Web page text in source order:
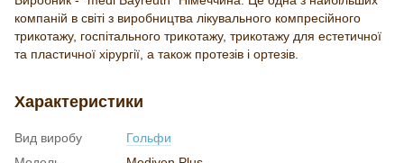
компаній в світі з виробництва лікувального компресійного
трикотажу, госпітального трикотажу, трикотажу для естетичної
та пластичної хірургії, а також протезів і ортезів.
Характеристики
Вид виробу
Гольфи